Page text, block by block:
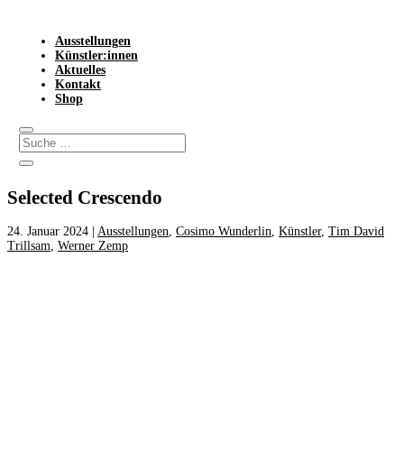
Ausstellungen
Künstler:innen
Aktuelles
Kontakt
Shop
Selected Crescendo
24. Januar 2024 Ausstellungen, Cosimo Wunderlin, Künstler, Tim David
Trillsam, Werner Zemp